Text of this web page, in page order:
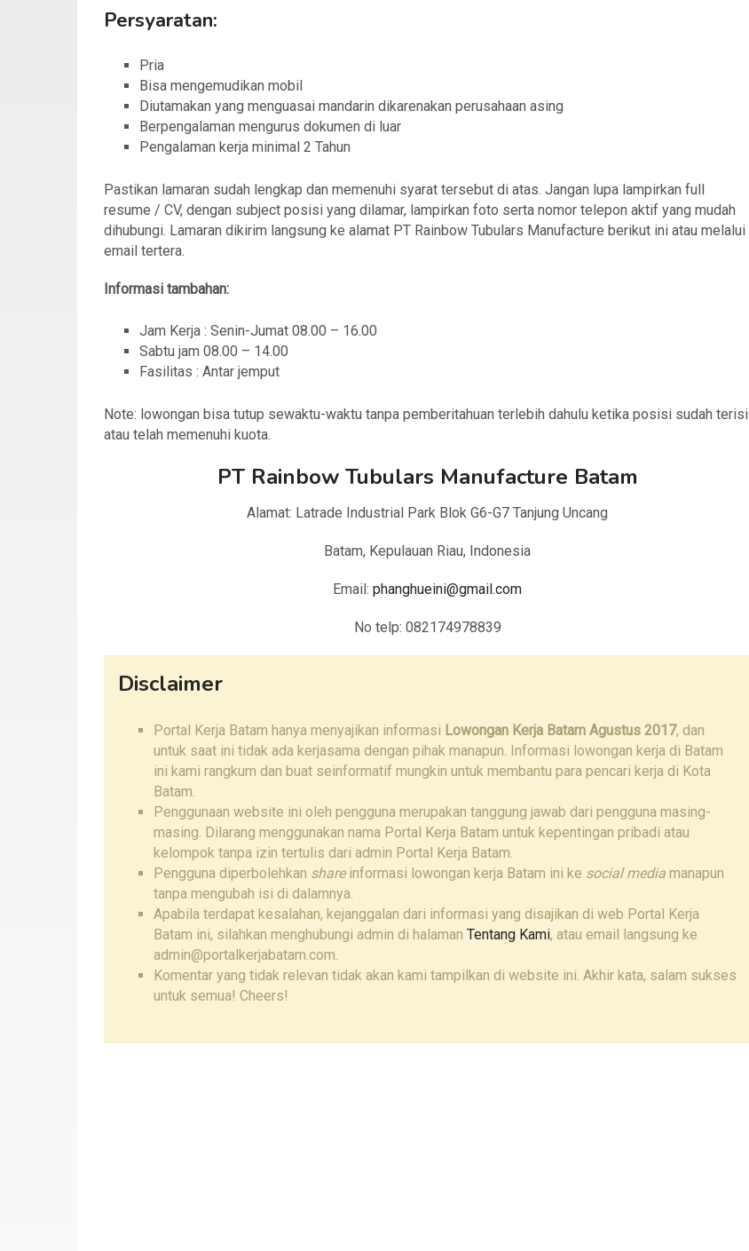
Persyaratan:
Pria
Bisa mengemudikan mobil
Diutamakan yang menguasai mandarin dikarenakan perusahaan asing
Berpengalaman mengurus dokumen di luar
Pengalaman kerja minimal 2 Tahun
Pastikan lamaran sudah lengkap dan memenuhi syarat tersebut di atas. Jangan lupa lampirkan full
resume / CV, dengan subject posisi yang dilamar, lampirkan foto serta nomor telepon aktif yang mudah
dihubungi. Lamaran dikirim langsung ke alamat PT Rainbow Tubulars Manufacture berikut ini atau melalui
email tertera.
Informasi tambahan:
Jam Kerja : Senin-Jumat 08.00 – 16.00
Sabtu jam 08.00 – 14.00
Fasilitas : Antar jemput
Note: lowongan bisa tutup sewaktu-waktu tanpa pemberitahuan terlebih dahulu ketika posisi sudah terisi
atau telah memenuhi kuota.
PT Rainbow Tubulars Manufacture Batam
Alamat: Latrade Industrial Park Blok G6-G7 Tanjung Uncang
Batam, Kepulauan Riau, Indonesia
Email:phanghueini@gmail.com
No telp: 082174978839
Disclaimer
Portal Kerja Batam hanya menyajikan informasi Lowongan Kerja Batam Agustus 2017, dan
untuk saat ini tidak ada kerjasama dengan pihak manapun. Informasi lowongan kerja di Batam
ini kami rangkum dan buat seinformatif mungkin untuk membantu para pencari kerja di Kota
Batam.
Penggunaan website ini oleh pengguna merupakan tanggung jawab dari pengguna masing-
masing. Dilarang menggunakan nama Portal Kerja Batam untuk kepentingan pribadi atau
kelompok tanpa izin tertulis dari admin Portal Kerja Batam.
Pengguna diperbolehkan shareinformasi lowongan kerja Batam ini ke social media manapun
tanpa mengubah isi di dalamnya.
Apabila terdapat kesalahan, kejanggalan dari informasi yang disajikan di web Portal Kerja
Batam ini, silahkan menghubungi admin di halaman Tentang Kami, atau email langsung ke
admin@portalkerjabatam.com.
Komentar yang tidak relevan tidak akan kami tampilkan di website ini. Akhir kata, salam sukses
untuk semua! Cheers!